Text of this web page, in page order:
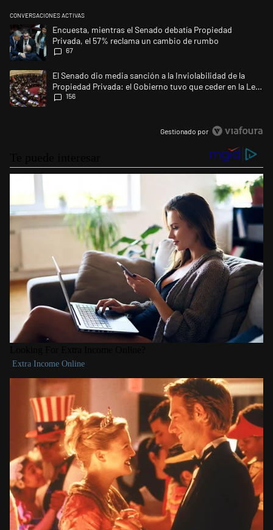
CONVERSACIONES ACTIVAS
Este listado muestra los artículos con más comentarios en los últimos
Un artículo de tendencia con el título "Encuesta, mientras el Senado
Encuesta, mientras el Senado debatía Propiedad
Privada, el 57% reclama un cambio de rumbo
67
Un artículo de tendencia con el título "El Senado dio media sanción a
El Senado dio media sanción a la Inviolabilidad de la
Propiedad Privada: el Gobierno tuvo que ceder en la Ley
del Manejo del Fuego
156
Gestionado por